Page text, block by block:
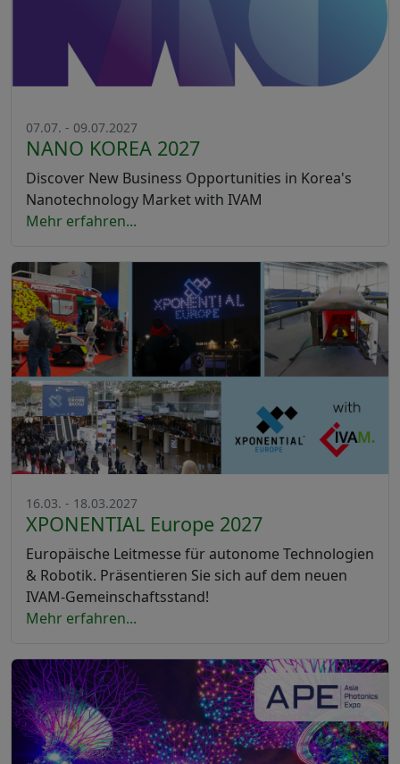
07.07. - 09.07.2027
NANO KOREA 2027
Discover New Business Opportunities in Korea's
Nanotechnology Market with IVAM
Mehr erfahren...
16.03. - 18.03.2027
XPONENTIAL Europe 2027
Europäische Leitmesse für autonome Technologien
& Robotik. Präsentieren Sie sich auf dem neuen
IVAM-Gemeinschaftsstand!
Mehr erfahren...